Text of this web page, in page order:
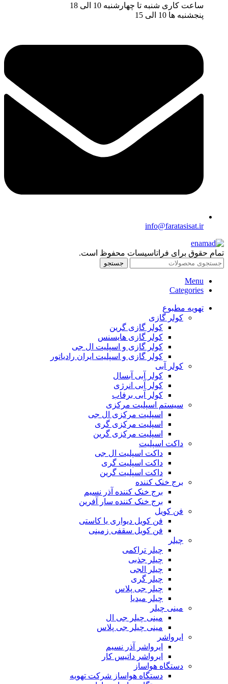
ساعت کاری شنبه تا چهارشنبه 10 الی 18
پنجشنبه ها 10 الی 15
info@faratasisat.ir
تمام حقوق برای فراتاسیسات محفوظ است.
جستجو
Menu
Categories
تهویه مطبوع
کولر گازی
کولر گازی گرین
کولر گازی هایسنس
کولر گازی و اسپلیت ال جی
کولر گازی و اسپلیت ایران رادیاتور
کولر آبی
کولر آبی آبسال
کولر آبی انرژی
کولر آبی برفاب
سیستم اسپلیت مرکزی
اسپلیت مرکزی ال جی
اسپلیت مرکزی گری
اسپلیت مرکزی گرین
داکت اسپلیت
داکت اسپلیت ال جی
داکت اسپلیت گری
داکت اسپلیت گرین
برج خنک کننده
برج خنک کننده آذر نسیم
برج خنک کننده سار آفرین
فن کویل
فن کویل دیواری یا کاستی
فن کویل سقفی زمینی
چیلر
چیلر تراکمی
چیلر جذبی
چیلر الجی
چیلر گری
چیلر جی پلاس
چیلر میدیا
مینی چیلر
مینی چیلر جی ال
مینی چیلر جی پلاس
ایرواشر
ایرواشر آذر نسیم
ایرواشر داتیس کار
دستگاه هواساز
دستگاه هواساز شرکت تهویه